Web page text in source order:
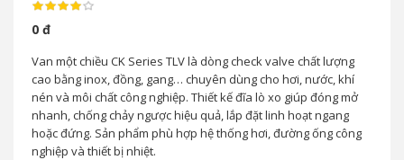
0 đ
Van một chiều CK Series TLV là dòng check valve chất lượng
cao bằng inox, đồng, gang… chuyên dùng cho hơi, nước, khí
nén và môi chất công nghiệp. Thiết kế đĩa lò xo giúp đóng mở
nhanh, chống chảy ngược hiệu quả, lắp đặt linh hoạt ngang
hoặc đứng. Sản phẩm phù hợp hệ thống hơi, đường ống công
nghiệp và thiết bị nhiệt.